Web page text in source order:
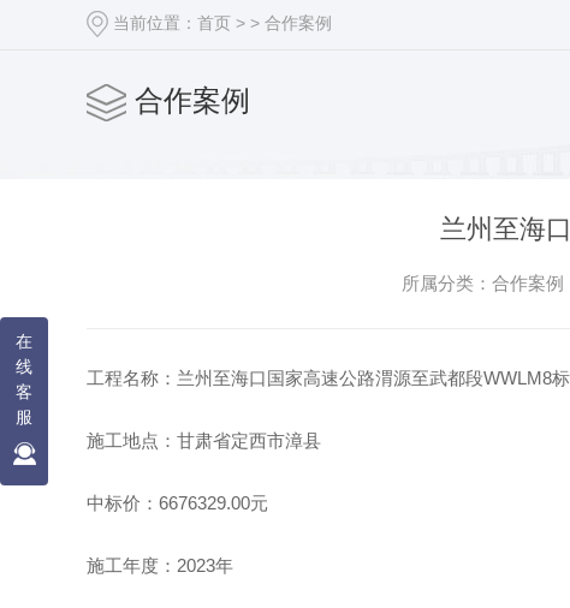
当前位置： 首页 > > 合作案例
合作案例
兰州至海
所属分类：合作案
工程名称：兰州至海口国家高速公路渭源至武都段WWLM8
施工地点：甘肃省定西市漳县
中标价：6676329.00元
施工年度：2023年
在
线
客
服